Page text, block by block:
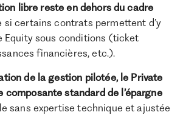
libre reste en dehors du cadre
si certains contrats permettent d’y
Equity sous conditions (ticket
financières, etc.).
de la gestion pilotée, le Private
composante standard de l’épargne
sans expertise technique et ajustée